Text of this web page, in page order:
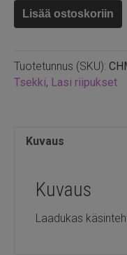
Tsekkiläinen
folio
26mm
määrä
Lisää ostoskoriin
Tuotetunnus (SKU):
Tsekki, Lasi riipukset
Kuvaus
Kuvaus
Laadukas